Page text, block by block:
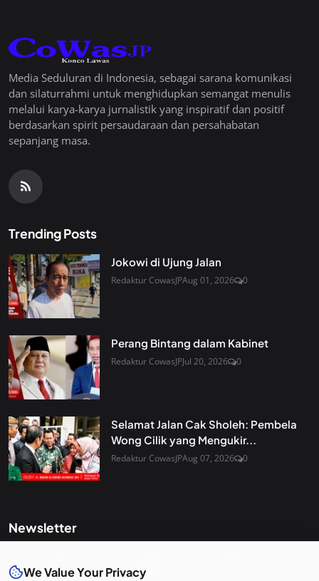
Media Seduluran di Indonesia, sebagai sarana komunikasi
dan silaturrahmi untuk menghidupkan semangat menulis
melalui karya-karya jurnalistik yang inspiratif dan positif
berdasarkan spirit persaudaraan dan persahabatan
sepanjang masa.
Trending Posts
Jokowi di Ujung Jalan
Redaktur CowasJPAug 01, 2026 0
Perang Bintang dalam Kabinet
Redaktur CowasJPJul 20, 2026 0
Selamat Jalan Cak Sholeh: Pembela
Wong Cilik yang Mengukir...
Redaktur CowasJPAug 07, 2026 0
Newsletter
inbox. Sign up for our newsletter.
We Value Your Privacy